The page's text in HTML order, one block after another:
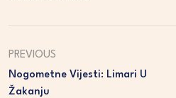
PREVIOUS
Nogometne Vijesti: Limari U
Žakanju